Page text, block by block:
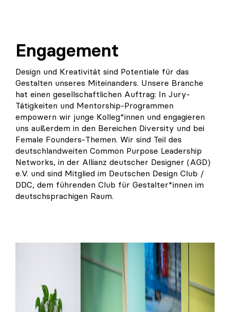
Engagement
Design und Kreativität sind Potentiale für das
Gestalten unseres Miteinanders. Unsere Branche
hat einen gesellschaftlichen Auftrag: In Jury-
Tätigkeiten und Mentorship-Programmen
empowern wir junge Kolleg*innen und engagieren
uns außerdem in den Bereichen Diversity und bei
Female Founders-Themen. Wir sind Teil des
deutschlandweiten Common Purpose Leadership
Networks, in der Allianz deutscher Designer (AGD)
e.V. und sind Mitglied im Deutschen Design Club /
DDC, dem führenden Club für Gestalter*innen im
deutschsprachigen Raum.